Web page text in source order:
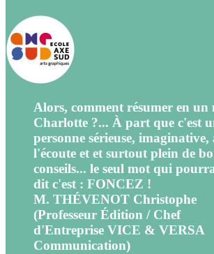
Alors, comment résumer en un
Charlotte ?... À part que c'est
personne sérieuse, imaginative,
l'écoute et et surtout plein de
conseils... le seul mot qui
dit c'est : FONCEZ !
M. THÉVENOT Christophe
(Professeur Édition / Chef
d'Entreprise VICE & VERSA
Communication)